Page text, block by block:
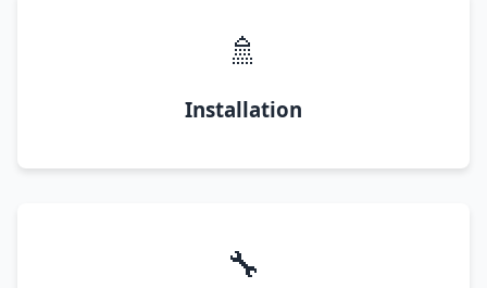
🚿
Installation
🔧